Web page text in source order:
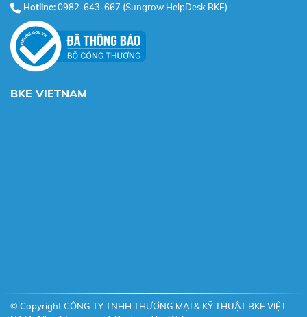
Hotline:0982-643-667 (Sungrow HelpDesk BKE)
BKE VIETNAM
© Copyright CÔNG TY TNHH THƯƠNG MẠI & KỸ THUẬT BKE VIỆT